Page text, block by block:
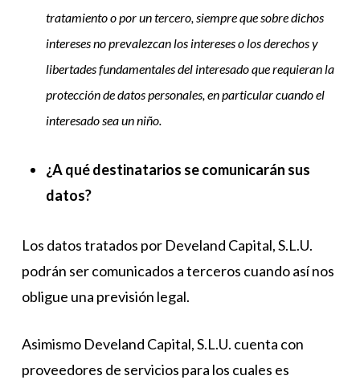
tratamiento o por un tercero, siempre que sobre dichos
intereses no prevalezcan los intereses o los derechos y
libertades fundamentales del interesado que requieran la
protección de datos personales, en particular cuando el
interesado sea un niño.
¿A qué destinatarios se comunicarán sus
datos?
Los datos tratados por Develand Capital, S.L.U.
podrán ser comunicados a terceros cuando así nos
obligue una previsión legal.
Asimismo Develand Capital, S.L.U. cuenta con
proveedores de servicios para los cuales es